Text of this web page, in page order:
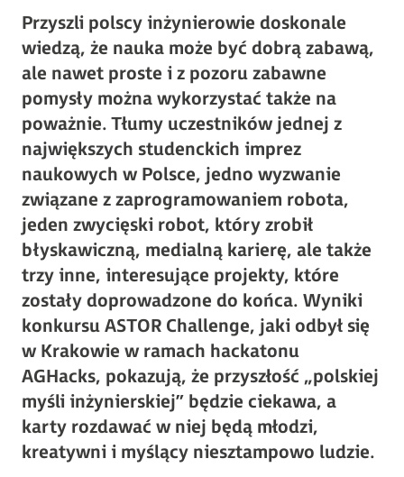
Przyszli polscy inżynierowie doskonale
wiedzą, że nauka może być dobrą zabawą,
ale nawet proste i z pozoru zabawne
pomysły można wykorzystać także na
poważnie. Tłumy uczestników jednej z
największych studenckich imprez
naukowych w Polsce, jedno wyzwanie
związane z zaprogramowaniem robota,
jeden zwycięski robot, który zrobił
błyskawiczną, medialną karierę, ale także
trzy inne, interesujące projekty, które
zostały doprowadzone do końca. Wyniki
konkursu ASTOR Challenge, jaki odbył się
w Krakowie w ramach hackatonu
AGHacks, pokazują, że przyszłość „polskiej
myśli inżynierskiej” będzie ciekawa, a
karty rozdawać w niej będą młodzi,
kreatywni i myślący niesztampowo ludzie.